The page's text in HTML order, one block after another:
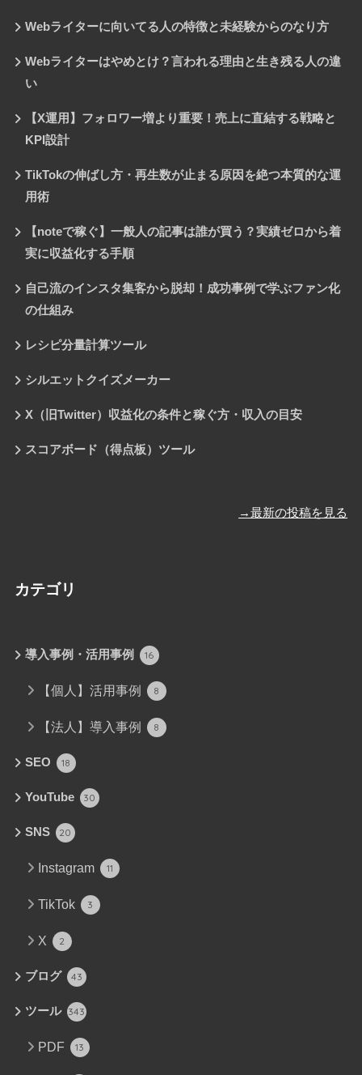
Webライターに向いてる人の特徴と未経験からのなり方
Webライターはやめとけ？言われる理由と生き残る人の違
い
【X運用】フォロワー増より重要！売上に直結する戦略と
KPI設計
TikTokの伸ばし方・再生数が止まる原因を絶つ本質的な運
用術
【noteで稼ぐ】一般人の記事は誰が買う？実績ゼロから着
実に収益化する手順
自己流のインスタ集客から脱却！成功事例で学ぶファン化
の仕組み
レシピ分量計算ツール
シルエットクイズメーカー
X（旧Twitter）収益化の条件と稼ぐ方・収入の目安
スコアボード（得点板）ツール
→最新の投稿を見る
カテゴリ
導入事例・活用事例 16
【個人】活用事例 8
【法人】導入事例 8
SEO 18
YouTube 30
SNS 20
Instagram 11
TikTok 3
X 2
ブログ 43
ツール 343
PDF 13